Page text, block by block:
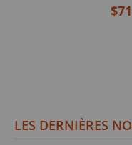
LES DERNIÈRES